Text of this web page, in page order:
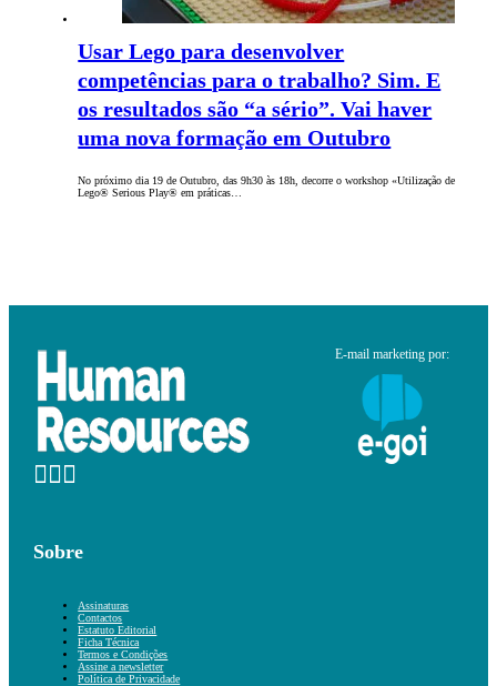
Usar Lego para desenvolver
competências para o trabalho? Sim. E
os resultados são “a sério”. Vai haver
uma nova formação em Outubro
No próximo dia 19 de Outubro, das 9h30 às 18h, decorre o workshop «Utilização de
Lego® Serious Play® em práticas…
E-mail marketing por:
Sobre
Assinaturas
Contactos
Estatuto Editorial
Ficha Técnica
Termos e Condições
Assine a newsletter
Política de Privacidade